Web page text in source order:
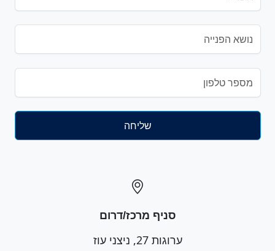
סניף מרכז/דרום
ערוגות 27, ניצני עוז